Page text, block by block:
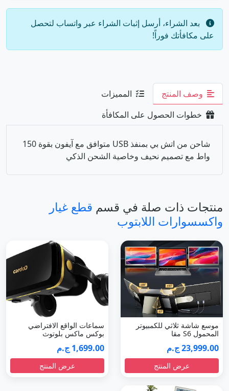
بعد الشراء، أرسل إثبات الشراء عبر واتساب لتحصل
على مكافأتك فوراً!
وصف المنتج
المميزات
خطوات الحصول على المكافأة
شاحن من اتش بي بمنفذ USB متوافق مع آيفون بقوة 150
واط مع تصميم نحيف وخاصية الشحن الذكي
منتجات ذات صلة في قسم قطع غيار
واكسسوارات اللابتوب
موسع شاشة ثلاثي للكمبيوتر
المحمول S6 مقا
23,999.00 ج.م
عرض المنتج
سماعات الواقع الافتراضي
بوكس ماكس بلوتوث
1,699.00 ج.م
عرض المنتج